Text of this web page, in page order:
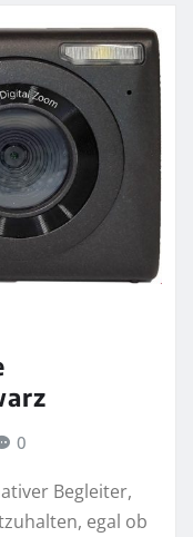
0
Begleiter,
egal ob